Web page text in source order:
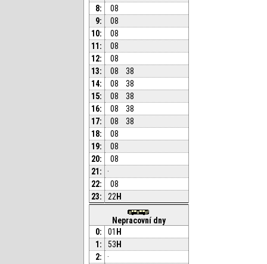
8:
08
9:
08
10:
08
11:
08
12:
08
13:
08
38
14:
08
38
15:
08
38
16:
08
38
17:
08
38
18:
08
19:
08
20:
08
21:
·
22:
08
23:
22 H
Nepracovní dny
0:
01 H
1:
53 H
2:
·